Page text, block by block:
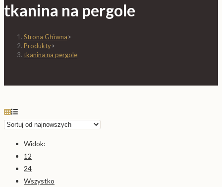
tkanina na pergole
Strona Główna>
Produkty>
tkanina na pergole
Widok:
12
24
Wszystko